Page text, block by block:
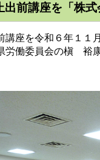
出前講座を「株
座を令和６年１１
働委員会の槇 裕